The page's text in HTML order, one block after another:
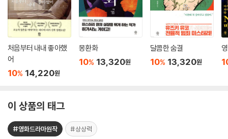
처음부터 내내 좋아했
어
10% 14,220원
몽환화
10% 13,320원
달콤한 숨결
10% 13,320원
이 상품의 태그
#영화드라마원작 #상상력